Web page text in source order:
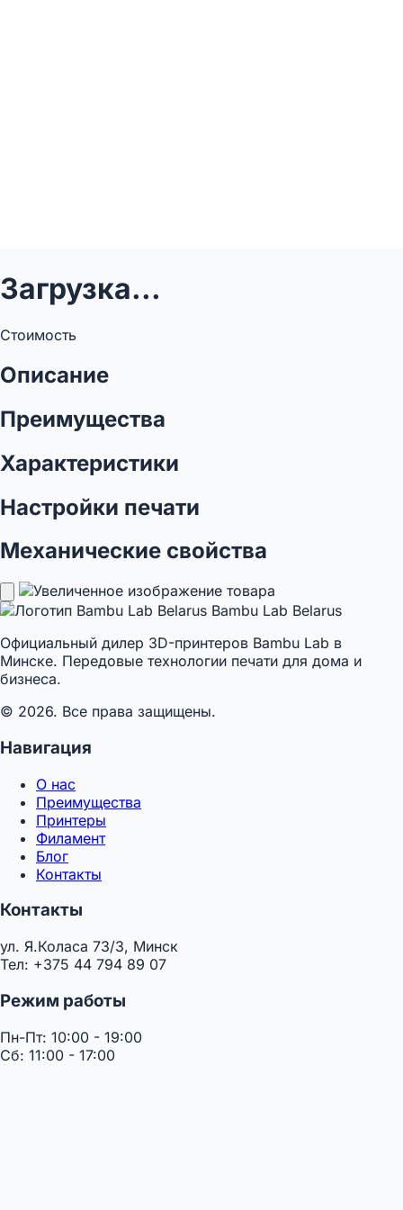
Загрузка...
Стоимость
Описание
Преимущества
Характеристики
Настройки печати
Механические свойства
Bambu Lab Belarus
Официальный дилер 3D-принтеров Bambu Lab в
Минске. Передовые технологии печати для дома и
бизнеса.
© 2026. Все права защищены.
Навигация
О нас
Преимущества
Принтеры
Филамент
Блог
Контакты
Контакты
ул. Я.Коласа 73/3, Минск
Тел: +375 44 794 89 07
Режим работы
Пн-Пт: 10:00 - 19:00
Сб: 11:00 - 17:00